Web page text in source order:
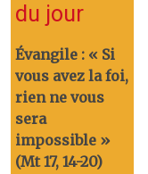
du jour
Évangile : « Si
vous avez la foi,
rien ne vous
sera
impossible »
(Mt 17, 14-20)